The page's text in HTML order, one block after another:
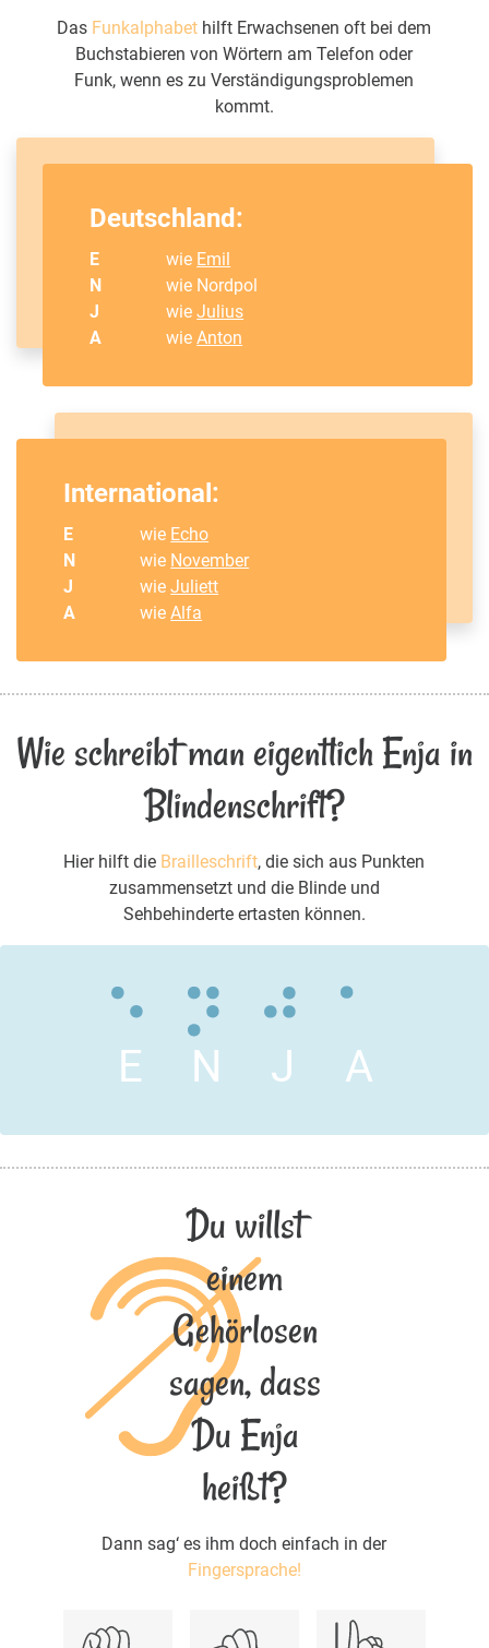
Das Funkalphabet hilft Erwachsenen oft bei dem
Buchstabieren von Wörtern am Telefon oder
Funk, wenn es zu Verständigungsproblemen
kommt.
Deutschland:
E wie Emil
N
wie Nordpol
J
wieJulius
A
wieAnton
International:
E wie Echo
N
wie November
J
wieJuliett
A
wieAlfa
Wie schreibt man eigentlich Enja in
Blindenschrift?
Hier hilft die Brailleschrift, die sich aus Punkten
zusammensetzt und die Blinde und
Sehbehinderte ertasten können.
E N J A
Du willst
einem
Gehörlosen
sagen, dass
Du Enja
heißt?
Dann sag‘ es ihm doch einfach in der
Fingersprache!